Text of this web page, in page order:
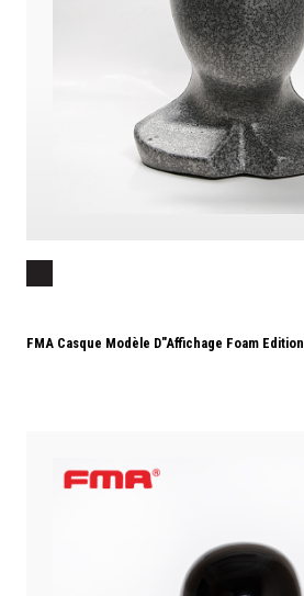
FMA Casque Modèle D"affichage Foam Edition